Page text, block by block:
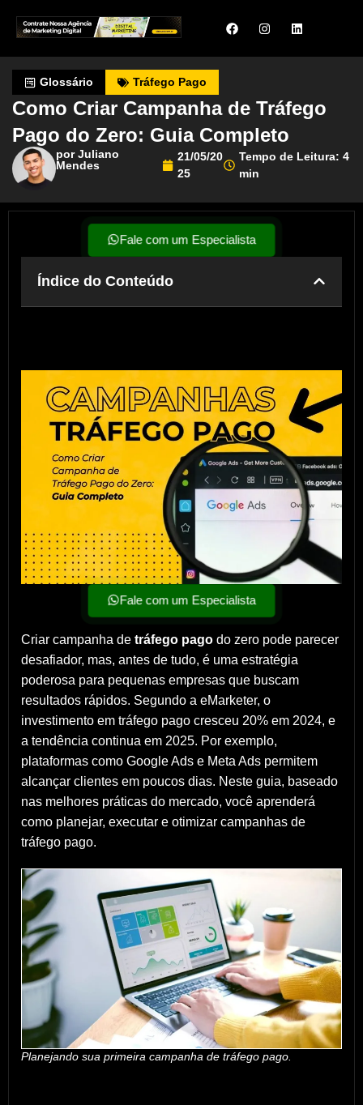
Glossário Tráfego Pago
Como Criar Campanha de Tráfego
Pago do Zero: Guia Completo
por Juliano
Mendes
21/05/20
25
Tempo de Leitura: 4
min
Fale com um Especialista
Índice do Conteúdo
Fale com um Especialista
Criar campanha de tráfego pago do zero pode parecer
desafiador, mas, antes de tudo, é uma estratégia
poderosa para pequenas empresas que buscam
resultados rápidos. Segundo a eMarketer, o
investimento em tráfego pago cresceu 20% em 2024, e
a tendência continua em 2025. Por exemplo,
plataformas como Google Ads e Meta Ads permitem
alcançar clientes em poucos dias. Neste guia, baseado
nas melhores práticas do mercado, você aprenderá
como planejar, executar e otimizar campanhas de
tráfego pago.
Planejando sua primeira campanha de tráfego pago.